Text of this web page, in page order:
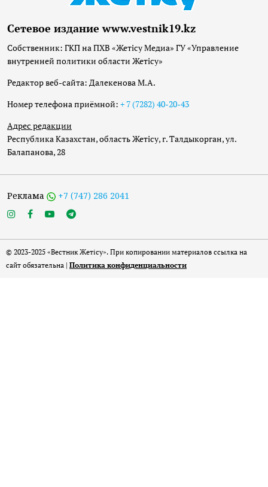
Сетевое издание www.vestnik19.kz
Собственник: ГКП на ПХВ «Жетісу Медиа» ГУ «Управление
внутренней политики области Жетісу»
Редактор веб-сайта: Далекенова М.А.
Номер телефона приёмной: + 7 (7282) 40-20-43
Адрес редакции
Республика Казахстан, область Жетісу, г. Талдыкорган, ул.
Балапанова, 28
Реклама +7 (747) 286 2041
© 2023-2025 «Вестник Жетісу». При копировании материалов ссылка на
сайт обязательна | Политика конфиденциальности